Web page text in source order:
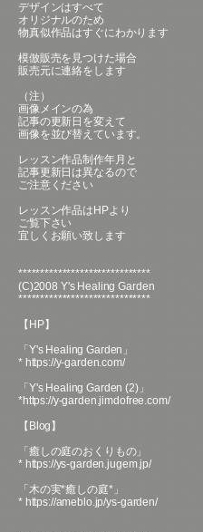
デザインはすべて
オリジナルのため
物真似作品はすぐにわかります
模倣販売を見つけた場合
販売元に連絡をします
（注）
画像メインの為
記事の更新日を変えて
画像を並び替えています。
レッスン作品制作年月と
記事更新日は異なるので
ご注意ください
レッスン作品はHPより
ご覧下さい
宜しくお願い致します
******************************
(C)2008 Y's Healing Garden
******************************
【HP】
「Y's Healing Garden」
* https://y-garden.com/
「Y's Healing Garden (2)」
*https://y-garden.jimdofree.com/
【Blog】
「癒しの庭のおくりもの」
* https://ys-garden.jugem.jp/
「木の実*癒しの庭*」
* https://ameblo.jp/ys-garden/